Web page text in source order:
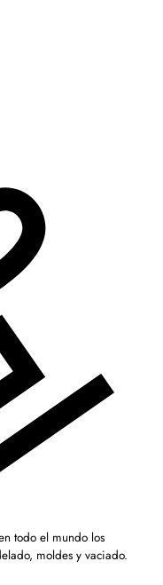
todo el mundo los
moldes y vaciado.